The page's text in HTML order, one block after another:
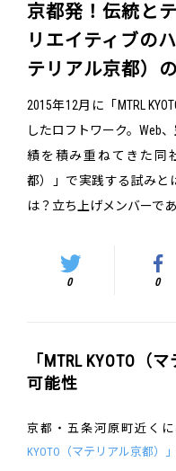
京都発！伝統と
リエイティブの
テリアル京都）
2015年12月に「MTRL
したロフトワーク。Web
績を積み重ねてきた同
都）」で実践する試みと
は？立ち上げメンバーで
0 0
「MTRL KYOTO（
可能性
京都・五条河原町近く
KYOTO（マテリアル京都）」